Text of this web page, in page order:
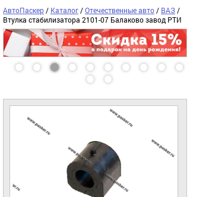
АвтоПаскер / Каталог /Отечественные авто / ВАЗ /
Втулка стабилизатора 2101-07 Балаково завод РТИ